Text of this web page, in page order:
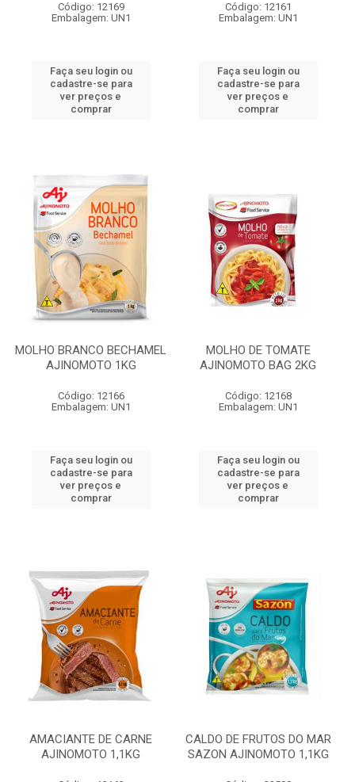
Código: 12169
Embalagem: UN1
Faça seu login ou
cadastre-se para
ver preços e
comprar
Código: 12161
Embalagem: UN1
Faça seu login ou
cadastre-se para
ver preços e
comprar
MOLHO BRANCO BECHAMEL
AJINOMOTO 1KG
Código: 12166
Embalagem: UN1
Faça seu login ou
cadastre-se para
ver preços e
comprar
MOLHO DE TOMATE
AJINOMOTO BAG 2KG
Código: 12168
Embalagem: UN1
Faça seu login ou
cadastre-se para
ver preços e
comprar
AMACIANTE DE CARNE
AJINOMOTO 1,1KG
CALDO DE FRUTOS DO MAR
SAZON AJINOMOTO 1,1KG